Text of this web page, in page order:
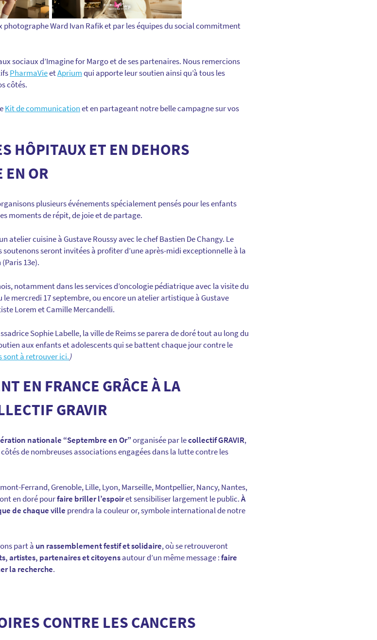
photographe Ward Ivan Rafik et par les équipes du social commitment
sociaux d’Imagine for Margo et de ses partenaires. Nous remercions
PharmaVieetApriumqui apporte leur soutien ainsi qu’à tous les
côtés.
Kit de communicationet en partageant notre belle campagne sur vos
HÔPITAUX ET EN DEHORS
EN OR
plusieurs événements spécialement pensés pour les enfants
moments de répit, de joie et de partage.
atelier cuisine à Gustave Roussy avec le chef Bastien De Changy. Le
seront invitées à profiter d’une après-midi exceptionnelle à la
13e).
notamment dans les services d’oncologie pédiatrique avec la visite du
le mercredi 17 septembre, ou encore un atelier artistique à Gustave
Lorem et Camille Mercandelli.
Sophie Labelle, la ville de Reims se parera de doré tout au long du
aux enfants et adolescents qui se battent chaque jour contre le
sont à retrouver ici.)
EN FRANCE GRÂCE À LA
GRAVIR
nationale “Septembre en Or”organisée par lecollectif GRAVIR,
de nombreuses associations engagées dans la lutte contre les
Ferrand, Grenoble, Lille, Lyon, Marseille, Montpellier, Nancy, Nantes,
en doré pourfaire briller l’espoiret sensibiliser largement le public.À
de chaque ville prendra la couleur or, symbole international de notre
part à un rassemblement festif et solidaire, où se retrouveront
artistes, partenaires et citoyensautour d’un même message :faire
la recherche.
CONTRE LES CANCERS